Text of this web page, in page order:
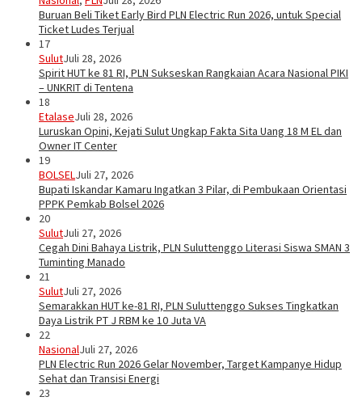
Buruan Beli Tiket Early Bird PLN Electric Run 2026, untuk Special
Ticket Ludes Terjual
17
SulutJuli 28, 2026
Spirit HUT ke 81 RI, PLN Sukseskan Rangkaian Acara Nasional PIKI
– UNKRIT di Tentena
18
EtalaseJuli 28, 2026
Luruskan Opini, Kejati Sulut Ungkap Fakta Sita Uang 18 M EL dan
Owner IT Center
19
BOLSELJuli 27, 2026
Bupati Iskandar Kamaru Ingatkan 3 Pilar, di Pembukaan Orientasi
PPPK Pemkab Bolsel 2026
20
SulutJuli 27, 2026
Cegah Dini Bahaya Listrik, PLN Suluttenggo Literasi Siswa SMAN 3
Tuminting Manado
21
SulutJuli 27, 2026
Semarakkan HUT ke-81 RI, PLN Suluttenggo Sukses Tingkatkan
Daya Listrik PT J RBM ke 10 Juta VA
22
NasionalJuli 27, 2026
PLN Electric Run 2026 Gelar November, Target Kampanye Hidup
Sehat dan Transisi Energi
23